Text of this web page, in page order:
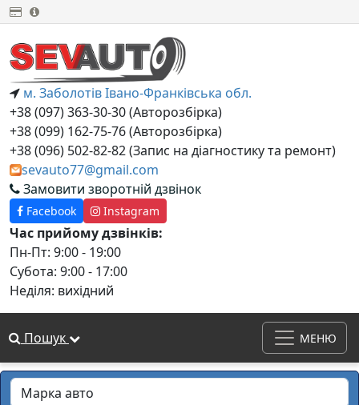
м. Заболотів Івано-Франківська обл.
+38 (097) 363-30-30 (Авторозбірка)
+38 (099) 162-75-76 (Авторозбірка)
+38 (‎096) 502-82-82 (Запис на діагностику та ремонт)
sevauto77@gmail.com
Замовити зворотній дзвінок
Facebook Instagram
Час прийому дзвінків:
Пн-Пт: 9:00 - 19:00
Субота: 9:00 - 17:00
Неділя: вихідний
Пошук МЕНЮ